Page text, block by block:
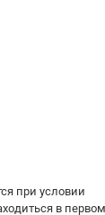
при условии
в первом